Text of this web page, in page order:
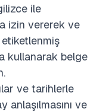
ile
izin vererek ve
kullanarak belge
ve tarihlerle
anlaşılmasını ve